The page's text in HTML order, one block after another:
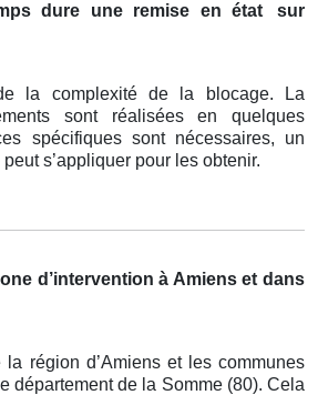
dure une remise en état
sur
la complexité de la blocage. La
sont réalisées en quelques
spécifiques sont nécessaires, un
s’appliquer pour les obtenir.
d’intervention à Amiens et dans
la région d’Amiens et les communes
département de la Somme (80). Cela